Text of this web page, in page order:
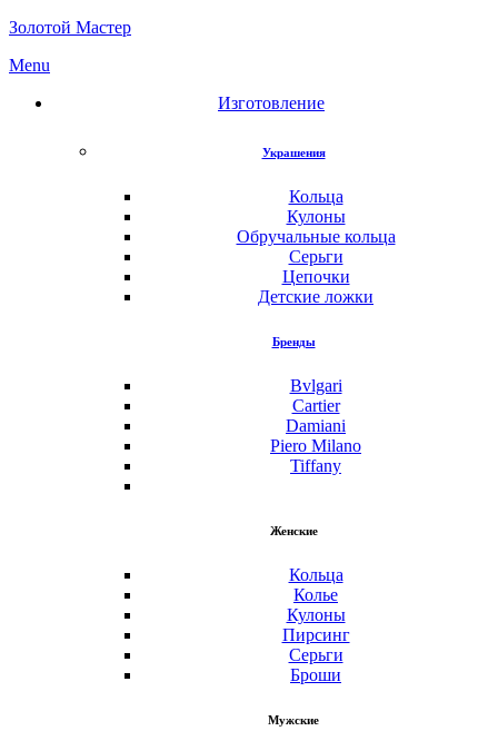
Золотой Мастер
Menu
Изготовление
Украшения
Кольца
Кулоны
Обручальные кольца
Серьги
Цепочки
Детские ложки
Бренды
Bvlgari
Cartier
Damiani
Piero Milano
Tiffany
Женские
Кольца
Колье
Кулоны
Пирсинг
Серьги
Броши
Мужские